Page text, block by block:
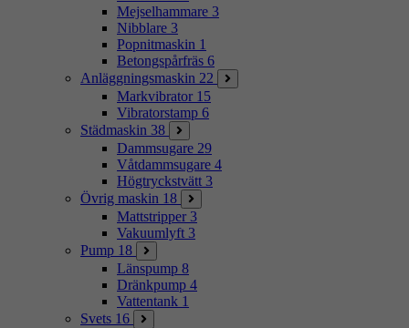
Mejselhammare 3
Nibblare 3
Popnitmaskin 1
Betongspårfräs 6
Anläggningsmaskin 22
Markvibrator 15
Vibratorstamp 6
Städmaskin 38
Dammsugare 29
Våtdammsugare 4
Högtryckstvätt 3
Övrig maskin 18
Mattstripper 3
Vakuumlyft 3
Pump 18
Länspump 8
Dränkpump 4
Vattentank 1
Svets 16